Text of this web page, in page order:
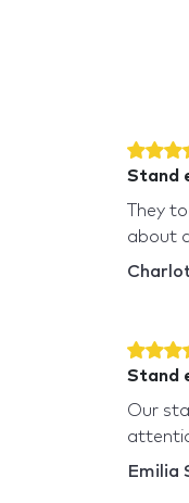
Stand
They
about
Stand
Our
Emilia